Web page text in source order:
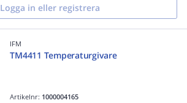
Logga in eller registrera
IFM
TM4411 Temperaturgivare
Artikelnr: 1000004165